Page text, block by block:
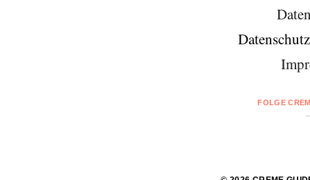
FOLGE